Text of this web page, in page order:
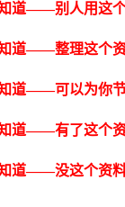
道——别人用这个
道——整理这个资
道——可以为你节
道——有了这个资
道——没这个资料